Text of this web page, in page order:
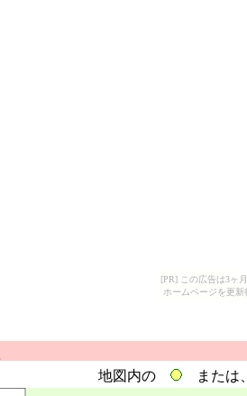
[PR] この広告は3ヶ
ホームページを更
地図内の または